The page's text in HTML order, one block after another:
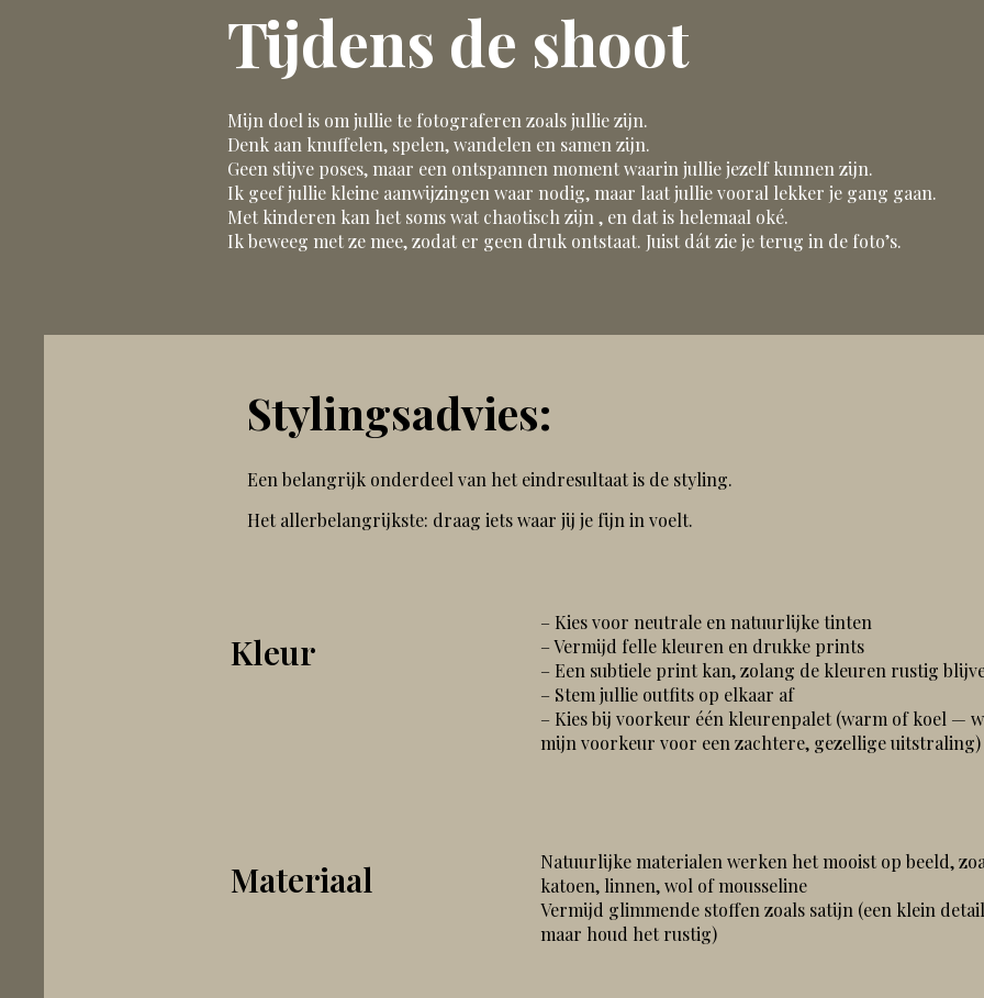
Tijdens de shoot
Mijn doel is om jullie te fotograferen zoals jullie zijn.
Denk aan knuffelen, spelen, wandelen en samen zijn.
Geen stijve poses, maar een ontspannen moment waarin jullie jezelf kunnen zijn.
Ik geef jullie kleine aanwijzingen waar nodig, maar laat jullie vooral lekker je gang gaan.
Met kinderen kan het soms wat chaotisch zijn , en dat is helemaal oké.
Ik beweeg met ze mee, zodat er geen druk ontstaat. Juist dát zie je terug in de foto’s.
Stylingsadvies:
Een belangrijk onderdeel van het eindresultaat is de styling.
Het allerbelangrijkste: draag iets waar jij je fijn in voelt.
Kleur
– Kies voor neutrale en natuurlijke tinten
– Vermijd felle kleuren en drukke prints
– Een subtiele print kan, zolang de kleuren rustig
– Stem jullie outfits op elkaar af
– Kies bij voorkeur één kleurenpalet (warm of koel —
mijn voorkeur voor een zachtere, gezellige uitstraling)​
Materiaal
Natuurlijke materialen werken het mooist op beeld,
katoen, linnen, wol of mousseline
Vermijd glimmende stoffen zoals satijn (een klein
maar houd het rustig)